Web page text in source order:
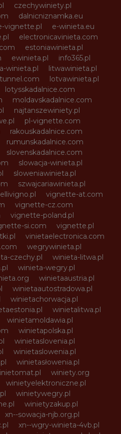
czechywiniety.pl
dalnicniznamka.eu
vignette.pl
e-winieta.eu
electronicavinieta.com
estoniawinieta.pl
ewinieta.pl
info365.pl
winieta.pl
litwawinieta.pl
lotvawinieta.pl
lotysskadalnice.com
moldavskadalnice.com
najtanszewiniety.pl
pl-vignette.com
rakouskadalnice.com
rumunskadalnice.com
slovenskadalnice.com
slowacja-winieta.pl
sloweniawinieta.pl
szwajcariawinieta.pl
vignette-at.com
vignette-cz.com
vignette-poland.pl
si.com
vignette.pl
vinietaelectronica.com
wegrywinieta.pl
czechy.pl
winieta-litwa.pl
winieta-wegry.pl
winietaaustria.pl
winietaautostradowa.pl
winietachorwacja.pl
winietalitwa.pl
winietamoldawia.pl
winietapolska.pl
winietaslovenia.pl
winietaslowenia.pl
winietasłowenia.pl
winiety.org
winietyelektroniczne.pl
winietywegry.pl
winietyzakup.pl
xn--sowacja-njb.org.pl
xn--wgry-winieta-4vb.pl